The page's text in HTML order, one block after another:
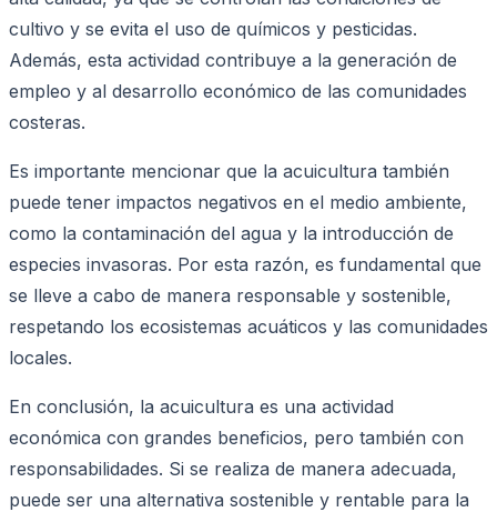
cultivo y se evita el uso de químicos y pesticidas.
Además, esta actividad contribuye a la generación de
empleo y al desarrollo económico de las comunidades
costeras.
Es importante mencionar que la acuicultura también
puede tener impactos negativos en el medio ambiente,
como la contaminación del agua y la introducción de
especies invasoras. Por esta razón, es fundamental que
se lleve a cabo de manera responsable y sostenible,
respetando los ecosistemas acuáticos y las comunidades
locales.
En conclusión, la acuicultura es una actividad
económica con grandes beneficios, pero también con
responsabilidades. Si se realiza de manera adecuada,
puede ser una alternativa sostenible y rentable para la